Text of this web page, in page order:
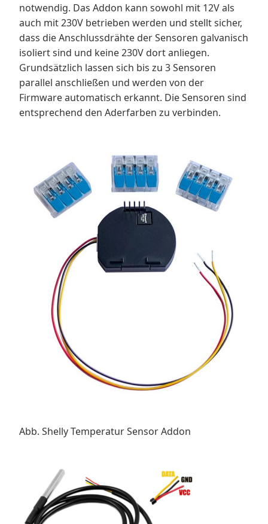
notwendig. Das Addon kann sowohl mit 12V als
auch mit 230V betrieben werden und stellt sicher,
dass die Anschlussdrähte der Sensoren galvanisch
isoliert sind und keine 230V dort anliegen.
Grundsätzlich lassen sich bis zu 3 Sensoren
parallel anschließen und werden von der
Firmware automatisch erkannt. Die Sensoren sind
entsprechend den Aderfarben zu verbinden.
Abb. Shelly Temperatur Sensor Addon